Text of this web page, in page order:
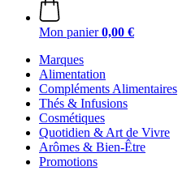
Mon panier 0,00 €
Marques
Alimentation
Compléments Alimentaires
Thés & Infusions
Cosmétiques
Quotidien & Art de Vivre
Arômes & Bien-Être
Promotions